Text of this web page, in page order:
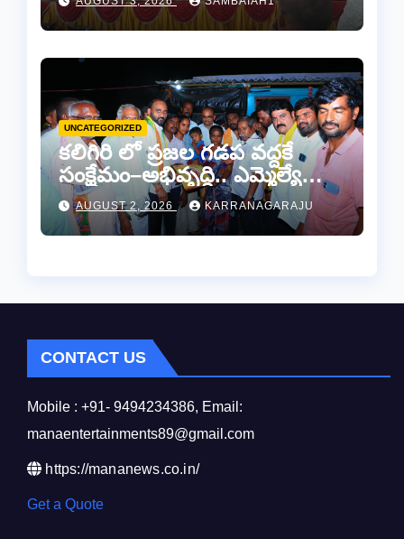
పురస్కారాలు ప్రధానోత్సవం
వేడుకలు
UNCATEGORIZED
కలిగిరి లో ప్రజల గడప వద్దకే
సంక్షేమం–అభివృద్ధి.. ఎమ్మెల్యే
కాకర్ల.
AUGUST 2, 2026 KARRANAGARAJU
CONTACT US
Mobile : +91- 9494234386, Email:
manaentertainments89@gmail.com
https://mananews.co.in/
Get a Quote